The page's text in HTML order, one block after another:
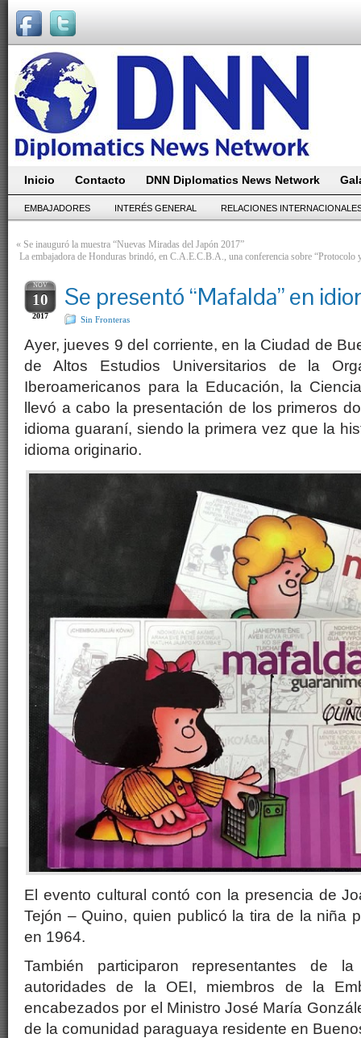
Inicio Contacto DNN Diplomatics News Network
EMBAJADORES INTERÉS GENERAL RELACIONES
« Se inauguró la muestra “Nuevas Miradas del Japón 2017”
La embajadora de Honduras brindó, en C.A.E.C.B.A., una conferencia sobre “Protocolo
NOV
10
2017
Se presentó “Mafalda” en
Sin Fronteras
Ayer, jueves 9 del corriente, en la Ciudad de
de Altos Estudios Universitarios de la
Iberoamericanos para la Educación, la
llevó a cabo la presentación de los primeros
idioma guaraní, siendo la primera vez que la
idioma originario.
El evento cultural contó con la presencia de
Tejón – Quino, quien publicó la tira de la niña
en 1964.
También participaron representantes de la
autoridades de la OEI, miembros de la
encabezados por el Ministro José María
de la comunidad paraguaya residente en